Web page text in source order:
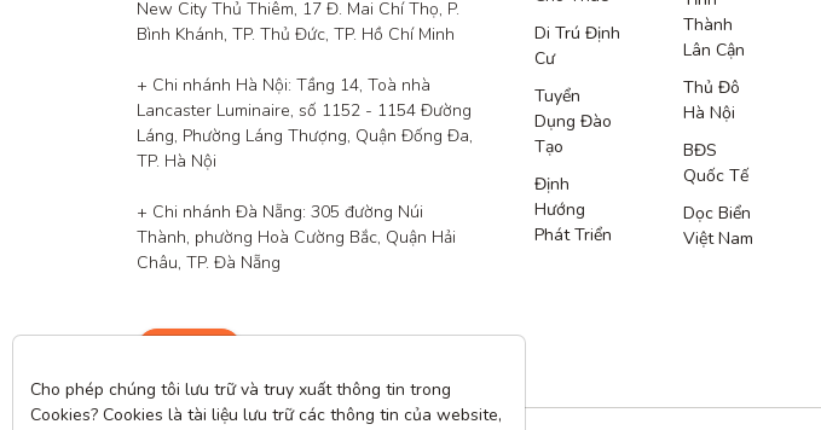
New City Thủ Thiêm, 17 Đ. Mai Chí Thọ, P.
Bình Khánh, TP. Thủ Đức, TP. Hồ Chí Minh
+ Chi nhánh Hà Nội: Tầng 14, Toà nhà
Lancaster Luminaire, số 1152 - 1154 Đường
Láng, Phường Láng Thượng, Quận Đống Đa,
TP. Hà Nội
+ Chi nhánh Đà Nẵng: 305 đường Núi
Thành, phường Hoà Cường Bắc, Quận Hải
Châu, TP. Đà Nẵng
Di Trú Định
Cư
Tuyển
Dụng Đào
Tạo
Định
Hướng
Phát Triển
Thành
Lân Cận
Thủ Đô
Hà Nội
BĐS
Quốc Tế
Dọc Biển
Việt Nam
Cho phép chúng tôi lưu trữ và truy xuất thông tin trong
Cookies? Cookies là tài liệu lưu trữ các thông tin của website,